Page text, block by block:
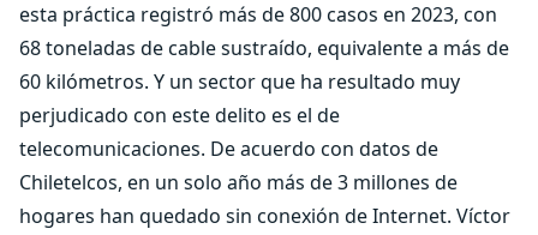
esta práctica registró más de 800 casos en 2023, con
68 toneladas de cable sustraído, equivalente a más de
60 kilómetros. Y un sector que ha resultado muy
perjudicado con este delito es el de
telecomunicaciones. De acuerdo con datos de
Chiletelcos, en un solo año más de 3 millones de
hogares han quedado sin conexión de Internet. Víctor